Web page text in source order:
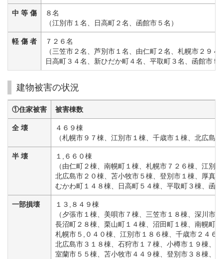
中 等 傷
８名
（江別市１名、日高町２名、函館市５名）
軽 傷 者
７２６名
（三笠市２名、芦別市１名、由仁町２名、札幌市２９
日高町３４名、新ひだか町４名、平取町３名、函館市
建物被害の状況
①住家被害 被害棟数
全 壊
４６９棟
（札幌市９７棟、江別市１棟、千歳市１棟、北広島
半 壊
１,６６０棟
（由仁町２棟、南幌町１棟、札幌市７２６棟、江別
北広島市２０棟、苫小牧市５棟、登別市１棟、厚真
むかわ町１４８棟、日高町５４棟、平取町３棟、函
一部損壊
１３,８４９棟
（夕張市１棟、美唄市７棟、三笠市１８棟、深川市
長沼町２８棟、栗山町１４棟、沼田町１棟、南幌町
札幌市５,０４０棟、江別市１８６棟、千歳市２４６
北広島市３１８棟、石狩市１７棟、小樽市１９棟、
室蘭市５５棟、苫小牧市４４９棟、登別市３８棟、